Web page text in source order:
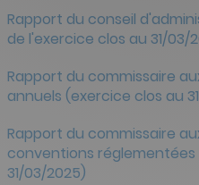
Rapport du conseil
de l'exercice clos au 31/03/
Rapport du commissaire
annuels (exercice clos au
Rapport du commissaire
conventions
31/03/2025)